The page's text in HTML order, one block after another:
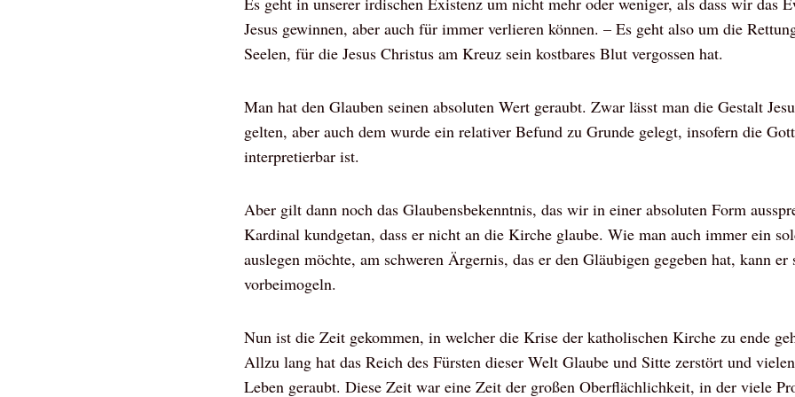
Jesus gewinnen, aber auch für immer verlieren können. – Es geht also um die
Seelen, für die Jesus Christus am Kreuz sein kostbares Blut vergossen hat.
Man hat den Glauben seinen absoluten Wert geraubt. Zwar lässt man die Gestalt
gelten, aber auch dem wurde ein relativer Befund zu Grunde gelegt, insofern die
interpretierbar ist.
Aber gilt dann noch das Glaubensbekenntnis, das wir in einer absoluten Form
Kardinal kundgetan, dass er nicht an die Kirche glaube. Wie man auch immer ein
auslegen möchte, am schweren Ärgernis, das er den Gläubigen gegeben hat, kann
vorbeimogeln.
Nun ist die Zeit gekommen, in welcher die Krise der katholischen Kirche zu ende
Allzu lang hat das Reich des Fürsten dieser Welt Glaube und Sitte zerstört und
Leben geraubt. Diese Zeit war eine Zeit der großen Oberflächlichkeit, in der viele